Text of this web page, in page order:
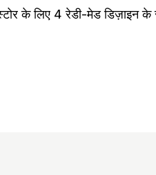
के लिए 4 रेडी-मेड डिज़ाइन के